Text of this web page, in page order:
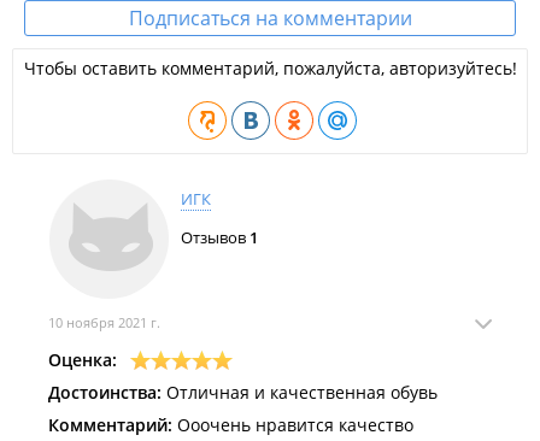
Подписаться на комментарии
Чтобы оставить комментарий, пожалуйста, авторизуйтесь!
ИГК
Отзывов 1
10 ноября 2021 г.
Оценка:
Достоинства: Отличная и качественная обувь
Комментарий: Ооочень нравится качество